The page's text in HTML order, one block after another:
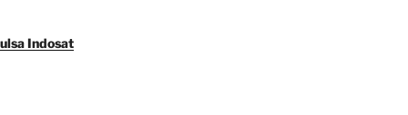
Indosat